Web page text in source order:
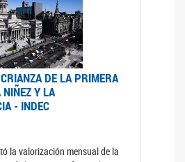
DE LA PRIMERA
Y LA
- INDEC
la valorización mensual de la